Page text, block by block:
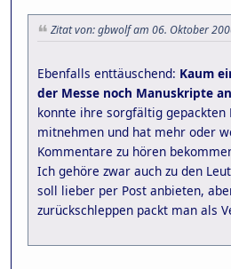
Zitat von: gbwolf am 06. Oktober
Ebenfalls enttäuschend: Kaum
der Messe noch Manuskripte
konnte ihre sorgfältig
mitnehmen und hat mehr oder
Kommentare zu hören
Ich gehöre zwar auch zu den
soll lieber per Post anbieten,
zurückschleppen packt man als